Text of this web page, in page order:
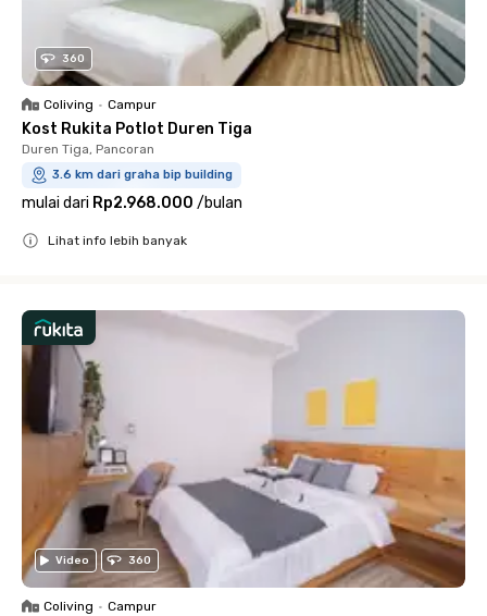
360
Coliving • Campur
Kost Rukita Potlot Duren Tiga
Duren Tiga, Pancoran
3.6 km dari graha bip building
mulai dari Rp2.968.000 /bulan
Lihat info lebih banyak
Video 360
Coliving • Campur